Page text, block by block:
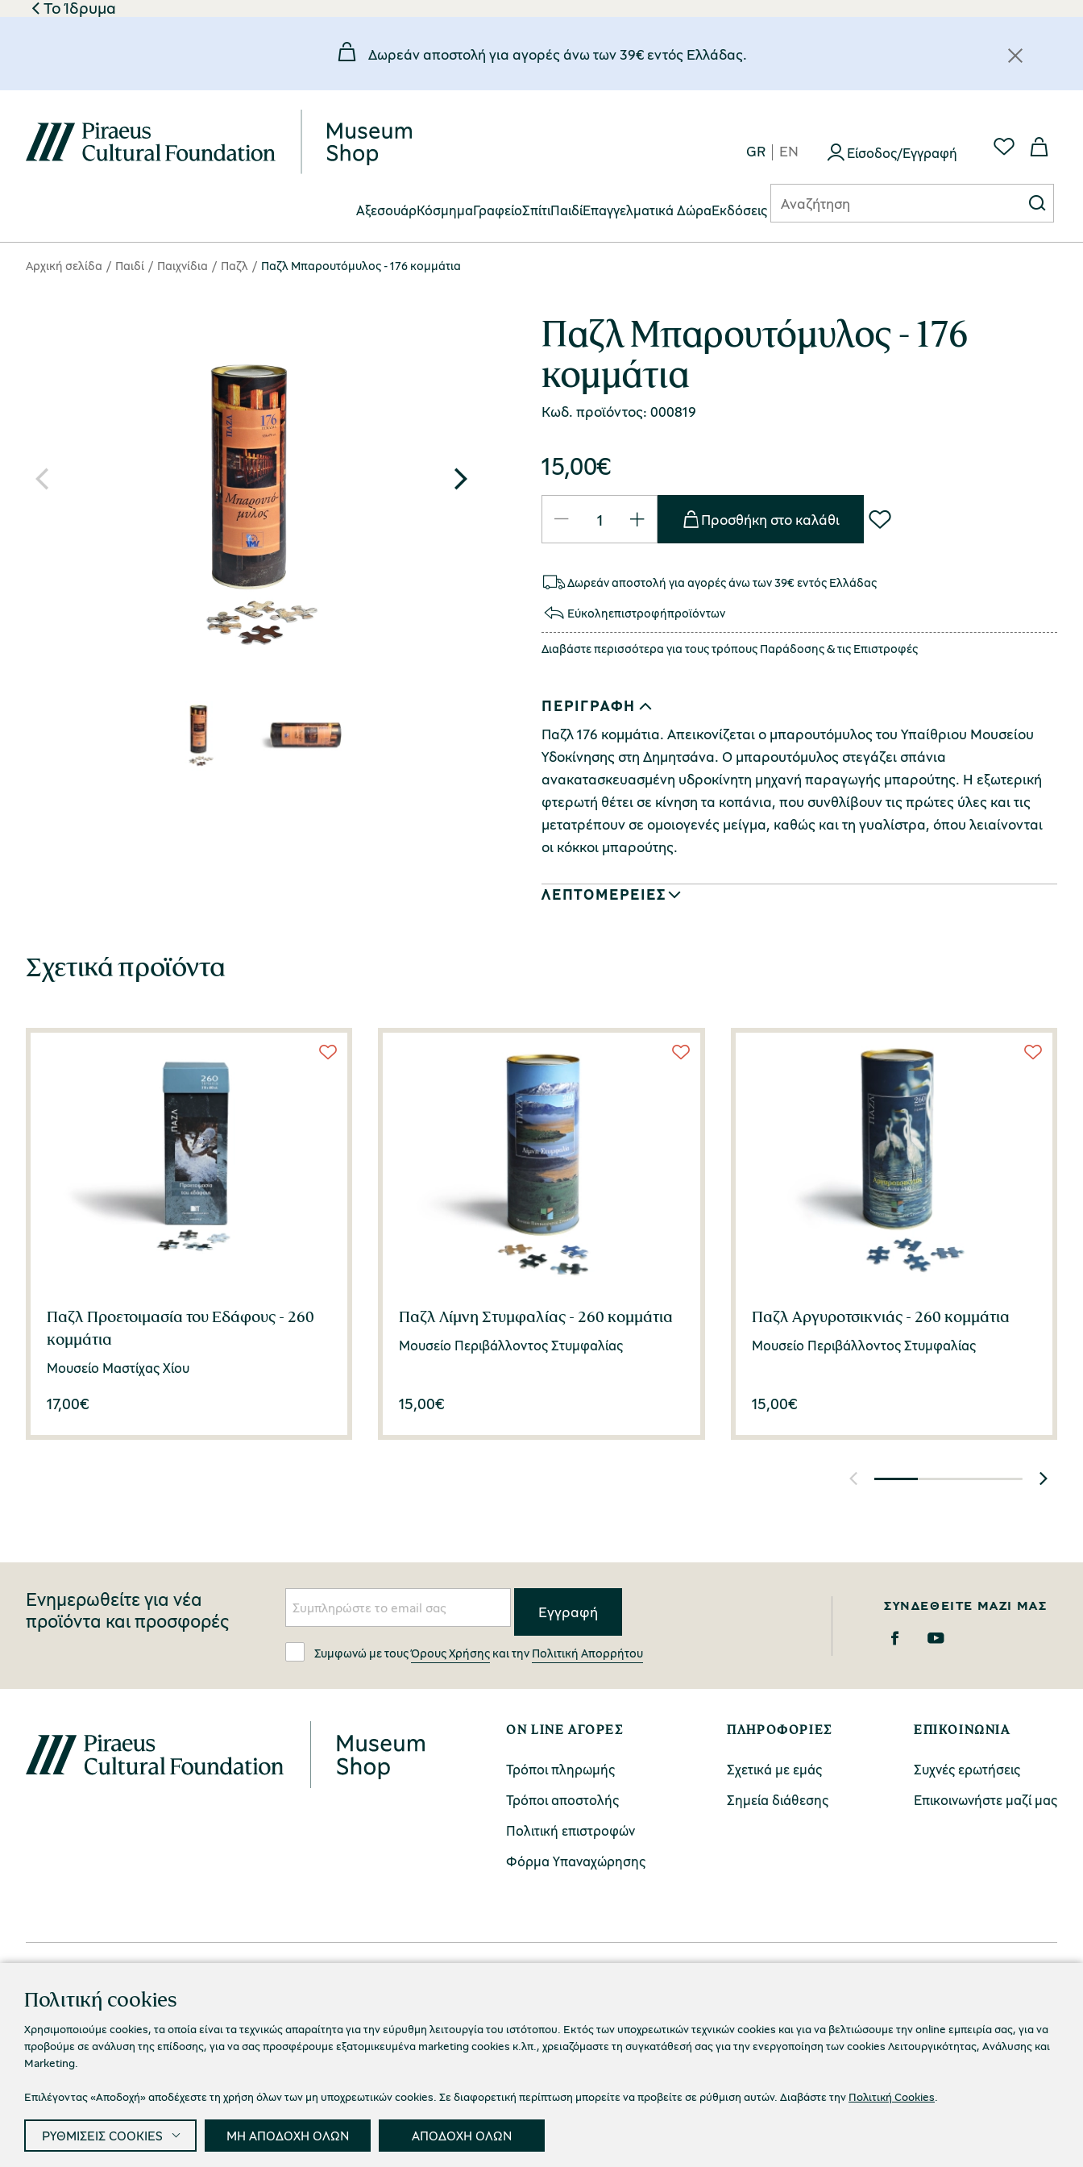
Το Ίδρυμα
Δωρεάν αποστολή για αγορές άνω των 39€ εντός Eλλάδας.
ΑξεσουάρΚόσμημαΓραφείοΣπίτιΠαιδίΕπαγγελματικά ΔώραEκδόσεις
GR EN Είσοδος/Εγγραφή
Αρχική σελίδα Παιδί Παιχνίδια Παζλ Παζλ Μπαρουτόμυλος - 176 κομμάτια
Παζλ Μπαρουτόμυλος - 176
κομμάτια
Κωδ. προϊόντος: 000819
15,00€
Προσθήκη στο καλάθι
Δωρεάν αποστολή για αγορές άνω των 39€ εντός Ελλάδας
Εύκοληεπιστροφήπροϊόντων
Διαβάστε περισσότερα για τους τρόπους Παράδοσης& τις Επιστροφές
ΠΕΡΙΓΡΑΦΗ
Παζλ 176 κομμάτια. Απεικονίζεται ο μπαρουτόμυλος του Υπαίθριου Μουσείου
Υδοκίνησης στη Δημητσάνα. Ο μπαρουτόμυλος στεγάζει σπάνια
ανακατασκευασμένη υδροκίνητη μηχανή παραγωγής μπαρούτης. Η εξωτερική
φτερωτή θέτει σε κίνηση τα κοπάνια, που συνθλίβουν τις πρώτες ύλες και τις
μετατρέπουν σε ομοιογενές μείγμα, καθώς και τη γυαλίστρα, όπου λειαίνονται
οι κόκκοι μπαρούτης.
ΛΕΠΤΟΜΕΡΕΙΕΣ
Σχετικά προϊόντα
Παζλ Προετοιμασία του Εδάφους - 260
κομμάτια
Μουσείο Μαστίχας Χίου
17,00€
Παζλ Λίμνη Στυμφαλίας - 260 κομμάτια
Μουσείο Περιβάλλοντος Στυμφαλίας
15,00€
Παζλ Αργυροτσικνιάς - 260 κομμάτια
Μουσείο Περιβάλλοντος Στυμφαλίας
15,00€
Ενημερωθείτε για νέα
προϊόντα και προσφορές
Συμφωνώ με τουςΌρους Χρήσης και την Πολιτική Απορρήτου
ΣΥΝΔΕΘΕΊΤΕ ΜΑΖΊ ΜΑΣ
ON LINE ΑΓΟΡΕΣ
Τρόποι πληρωμής
Τρόποι αποστολής
Πολιτική επιστροφών
Φόρμα Υπαναχώρησης
ΠΛΗΡΟΦΟΡΙΕΣ
Σχετικά με εμάς
Σημεία διάθεσης
ΕΠΙΚΟΙΝΩΝΙΑ
Συχνές ερωτήσεις
Επικοινωνήστε μαζί μας
© 2026 Πολιτιστικό Ίδρυμα Ομίλου Πειραιώς Πολιτική Απορρήτου Όροι Χρήσης Cookies Ρυθμίσεις Cookies Προσβασιμότητα
Πολιτική cookies
Χρησιμοποιούμε cookies, τα οποία είναι τα τεχνικώς απαραίτητα για την εύρυθμη λειτουργία του ιστότοπου. Εκτός των υποχρεωτικών τεχνικών cookies και για να βελτιώσουμε την online εμπειρία σας, για να
προβούμε σε ανάλυση της επίδοσης, για να σας προσφέρουμε εξατομικευμένα marketing cookies κ.λπ., χρειαζόμαστε τη συγκατάθεσή σας για την ενεργοποίηση των cookies Λειτουργικότητας, Ανάλυσης και
Marketing.
Επιλέγοντας «Αποδοχή» αποδέχεστε τη χρήση όλων των μη υποχρεωτικών cookies. Σε διαφορετική περίπτωση μπορείτε να προβείτε σε ρύθμιση αυτών. Διαβάστε την Πολιτική Cookies.
ΡΥΘΜΙΣΕΙΣ COOKIES ΜΗ ΑΠΟΔΟΧΗ ΟΛΩΝ ΑΠΟΔΟΧΗ ΟΛΩΝ